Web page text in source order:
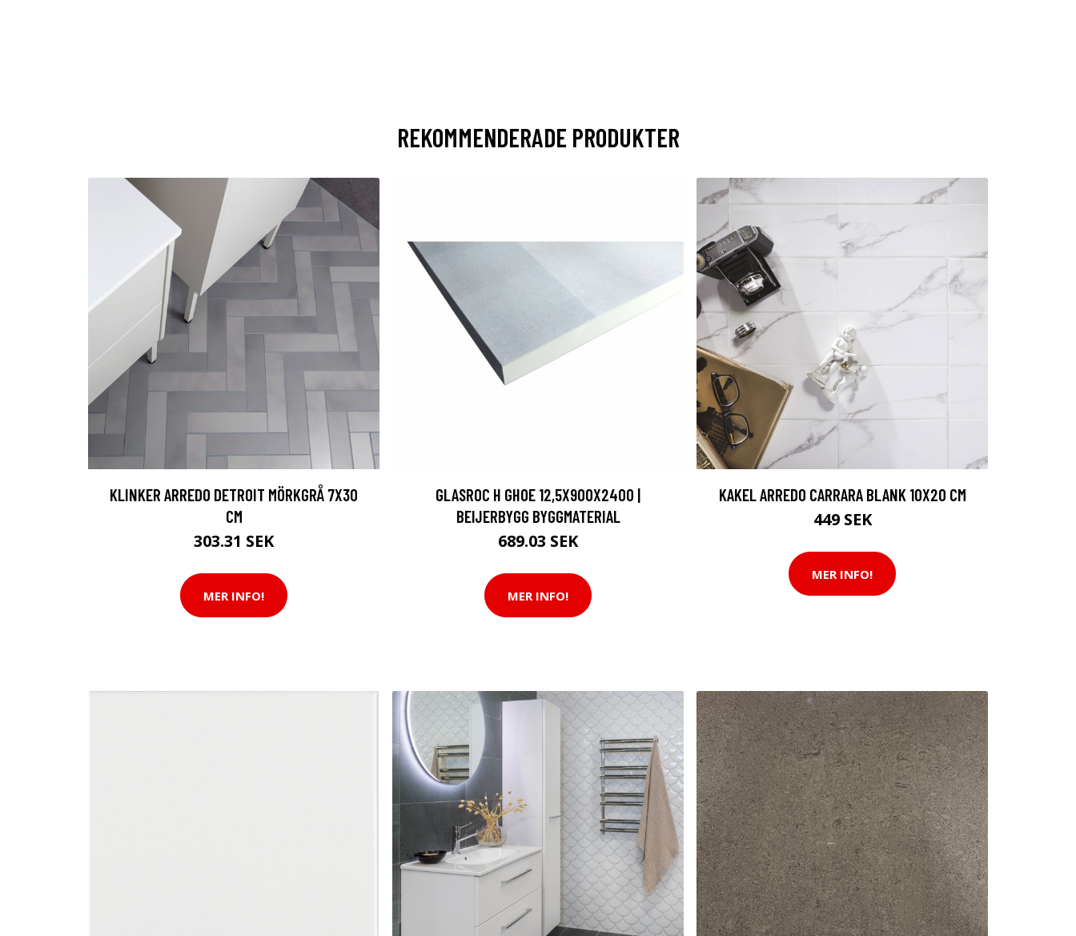
REKOMMENDERADE PRODUKTER
KLINKER ARREDO DETROIT MÖRKGRÅ 7X30
CM
303.31 SEK
MER INFO!
GLASROC H GHOE 12,5X900X2400 |
BEIJERBYGG BYGGMATERIAL
689.03 SEK
MER INFO!
KAKEL ARREDO CARRARA BLANK 10X20 CM
449 SEK
MER INFO!